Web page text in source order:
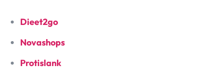
Dieet2go
Novashops
Protislank